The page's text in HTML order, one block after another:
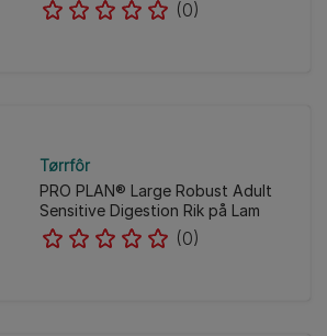
(0)
Tørrfôr
PRO PLAN® Large Robust Adult
Sensitive Digestion Rik på Lam
(0)